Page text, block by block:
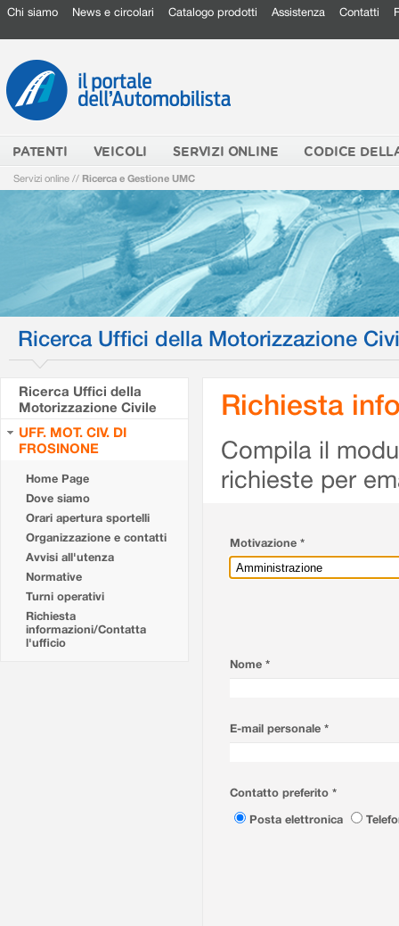
Chi siamo News e circolari Catalogo prodotti Assistenza Contatti
PATENTI VEICOLI SERVIZI ONLINE CODICE
Servizi online // Ricerca e Gestione UMC
Ricerca Uffici della Motorizzazione
Ricerca Uffici della
Motorizzazione Civile
UFF. MOT. CIV. DI
FROSINONE
Home Page
Dove siamo
Orari apertura sportelli
Organizzazione e contatti
Avvisi all'utenza
Normative
Turni operativi
Richiesta
informazioni/Contatta
l'ufficio
Richiesta
Compila il
richieste per
Motivazione *
Nome *
E-mail personale *
Contatto preferito *
Posta elettronica